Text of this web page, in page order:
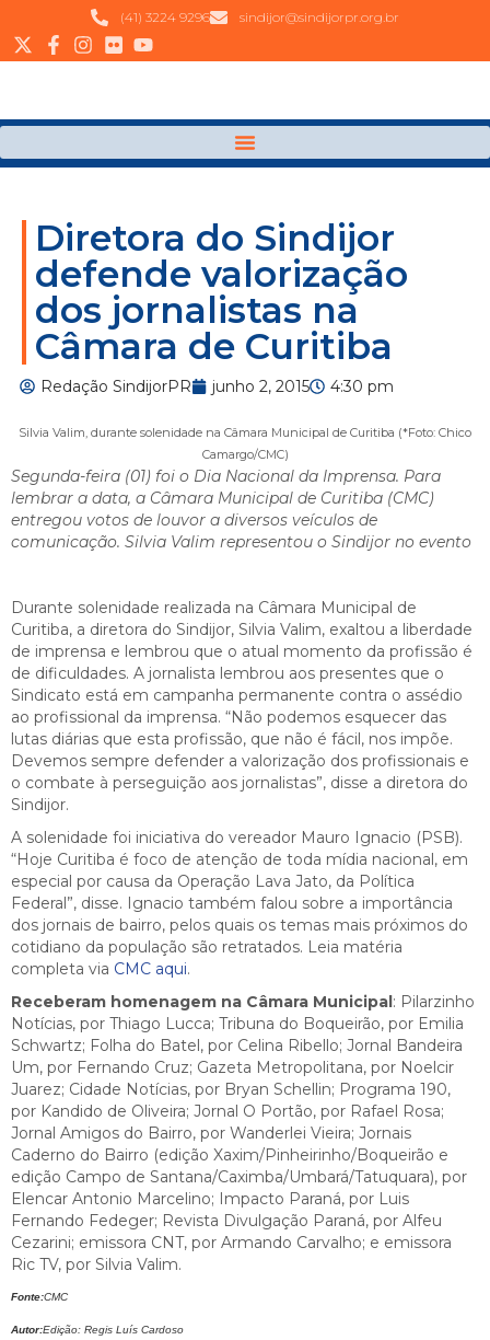
(41) 3224 9296 sindijor@sindijorpr.org.br
Diretora do Sindijor
defende valorização
dos jornalistas na
Câmara de Curitiba
Redação SindijorPR junho 2, 2015 4:30 pm
Silvia Valim, durante solenidade na Câmara Municipal de Curitiba (*Foto: Chico
Camargo/CMC)
Segunda-feira (01) foi o Dia Nacional da Imprensa. Para
lembrar a data, a Câmara Municipal de Curitiba (CMC)
entregou votos de louvor a diversos veículos de
comunicação. Silvia Valim representou o Sindijor no evento
Durante solenidade realizada na Câmara Municipal de
Curitiba, a diretora do Sindijor, Silvia Valim, exaltou a liberdade
de imprensa e lembrou que o atual momento da profissão é
de dificuldades. A jornalista lembrou aos presentes que o
Sindicato está em campanha permanente contra o assédio
ao profissional da imprensa. “Não podemos esquecer das
lutas diárias que esta profissão, que não é fácil, nos impõe.
Devemos sempre defender a valorização dos profissionais e
o combate à perseguição aos jornalistas”, disse a diretora do
Sindijor.
A solenidade foi iniciativa do vereador Mauro Ignacio (PSB).
“Hoje Curitiba é foco de atenção de toda mídia nacional, em
especial por causa da Operação Lava Jato, da Política
Federal”, disse. Ignacio também falou sobre a importância
dos jornais de bairro, pelos quais os temas mais próximos do
cotidiano da população são retratados. Leia matéria
completa via CMC aqui.
Receberam homenagem na Câmara Municipal: Pilarzinho
Notícias, por Thiago Lucca; Tribuna do Boqueirão, por Emilia
Schwartz; Folha do Batel, por Celina Ribello; Jornal Bandeira
Um, por Fernando Cruz; Gazeta Metropolitana, por Noelcir
Juarez; Cidade Notícias, por Bryan Schellin; Programa 190,
por Kandido de Oliveira; Jornal O Portão, por Rafael Rosa;
Jornal Amigos do Bairro, por Wanderlei Vieira; Jornais
Caderno do Bairro (edição Xaxim/Pinheirinho/Boqueirão e
edição Campo de Santana/Caximba/Umbará/Tatuquara), por
Elencar Antonio Marcelino; Impacto Paraná, por Luis
Fernando Fedeger; Revista Divulgação Paraná, por Alfeu
Cezarini; emissora CNT, por Armando Carvalho; e emissora
Ric TV, por Silvia Valim.
Fonte:CMC
Autor:Edição: Regis Luís Cardoso